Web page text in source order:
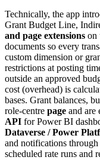
Technically, the app
Grant Budget Line,
and page extensions on
documents so every
custom dimension or
restrictions at posting
outside an approved
cost (overhead) is
bases. Grant balances,
role-centre page and are
API for Power BI
Dataverse / Power
and notifications
scheduled rate runs and